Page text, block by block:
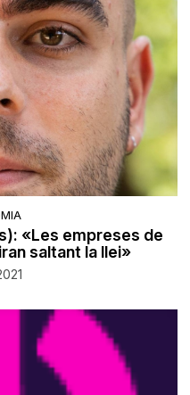
«Les empreses de
saltant la llei»